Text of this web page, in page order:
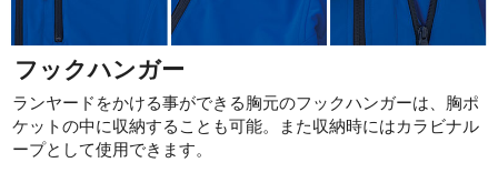
フックハンガー
ランヤードをかける事ができる胸元のフックハンガーは、胸ポ
ケットの中に収納することも可能。また収納時にはカラビナル
ープとして使用できます。